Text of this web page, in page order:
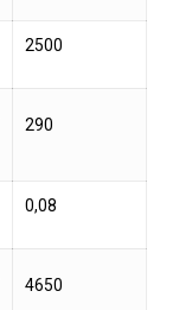
2500
290
0,08
4650